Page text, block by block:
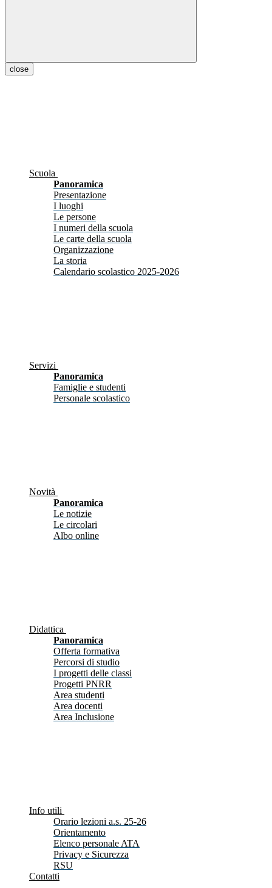
close
Scuola
Panoramica
Presentazione
I luoghi
Le persone
I numeri della scuola
Le carte della scuola
Organizzazione
La storia
Calendario scolastico 2025-2026
Servizi
Panoramica
Famiglie e studenti
Personale scolastico
Novità
Panoramica
Le notizie
Le circolari
Albo online
Didattica
Panoramica
Offerta formativa
Percorsi di studio
I progetti delle classi
Progetti PNRR
Area studenti
Area docenti
Area Inclusione
Info utili
Orario lezioni a.s. 25-26
Orientamento
Elenco personale ATA
Privacy e Sicurezza
RSU
Contatti